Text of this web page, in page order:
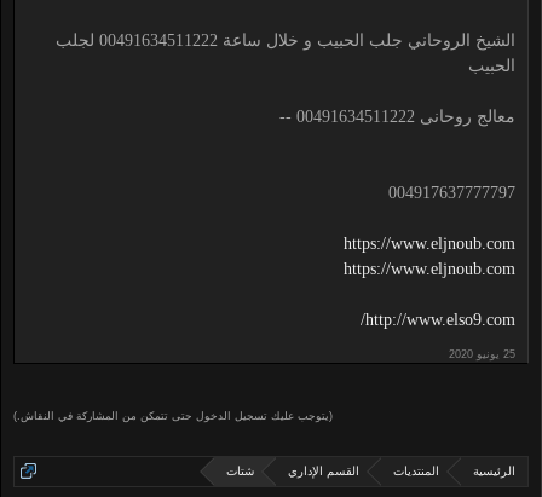
الشيخ الروحاني جلب الحبيب و خلال ساعة 00491634511222 لجلب
الحبيب
معالج روحانى 00491634511222 --
004917637777797
https://www.eljnoub.com
https://www.eljnoub.com
http://www.elso9.com/
(يتوجب عليك تسجيل الدخول حتى تتمكن من المشاركة في النقاش.)
الرئيسية المنتديات القسم الإداري شتات